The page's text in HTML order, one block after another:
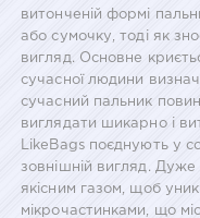
витонченій формі
або сумочку, тоді як
вигляд. Основне
сучасної людини
сучасний пальник
виглядати шикарно і
LikeBags поєднують у
зовнішній вигляд.
якісним газом, щоб
мікрочастинками, що